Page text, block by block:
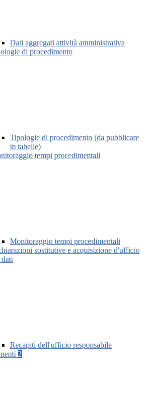
Dati aggregati attività amministrativa
di procedimento
Tipologie di procedimento (da pubblicare
in tabelle)
tempi procedimentali
Monitoraggio tempi procedimentali
sostitutive e acquisizione d'ufficio
Recapiti dell'ufficio responsabile
2